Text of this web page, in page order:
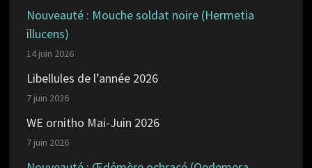
Nouveauté : Mouche soldat noire (Hermetia
illucens)
14 juin 2026
Libellules de l’année 2026
7 juin 2026
WE ornitho Mai-Juin 2026
7 juin 2026